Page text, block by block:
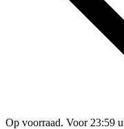
Op voorraad. Voor 23:59